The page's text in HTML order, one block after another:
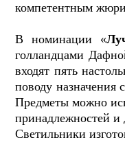
компетентным жюри
В номинации «
голландцами
входят пять
поводу
Предметы можно
принадлежностей и
Светильники